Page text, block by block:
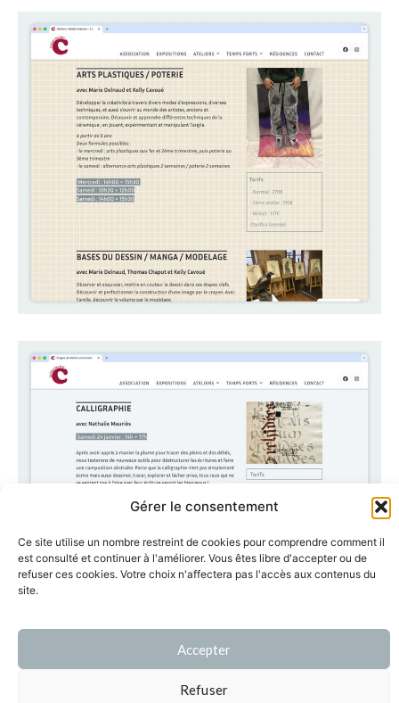
Gérer le consentement
Ce site utilise un nombre restreint de cookies pour comprendre comment il
est consulté et continuer à l'améliorer. Vous êtes libre d'accepter ou de
refuser ces cookies. Votre choix n'affectera pas l'accès aux contenus du
site.
Accepter
Refuser